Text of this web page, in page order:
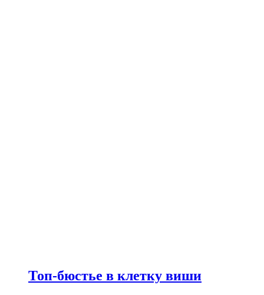
Топ-бюстье в клетку виши